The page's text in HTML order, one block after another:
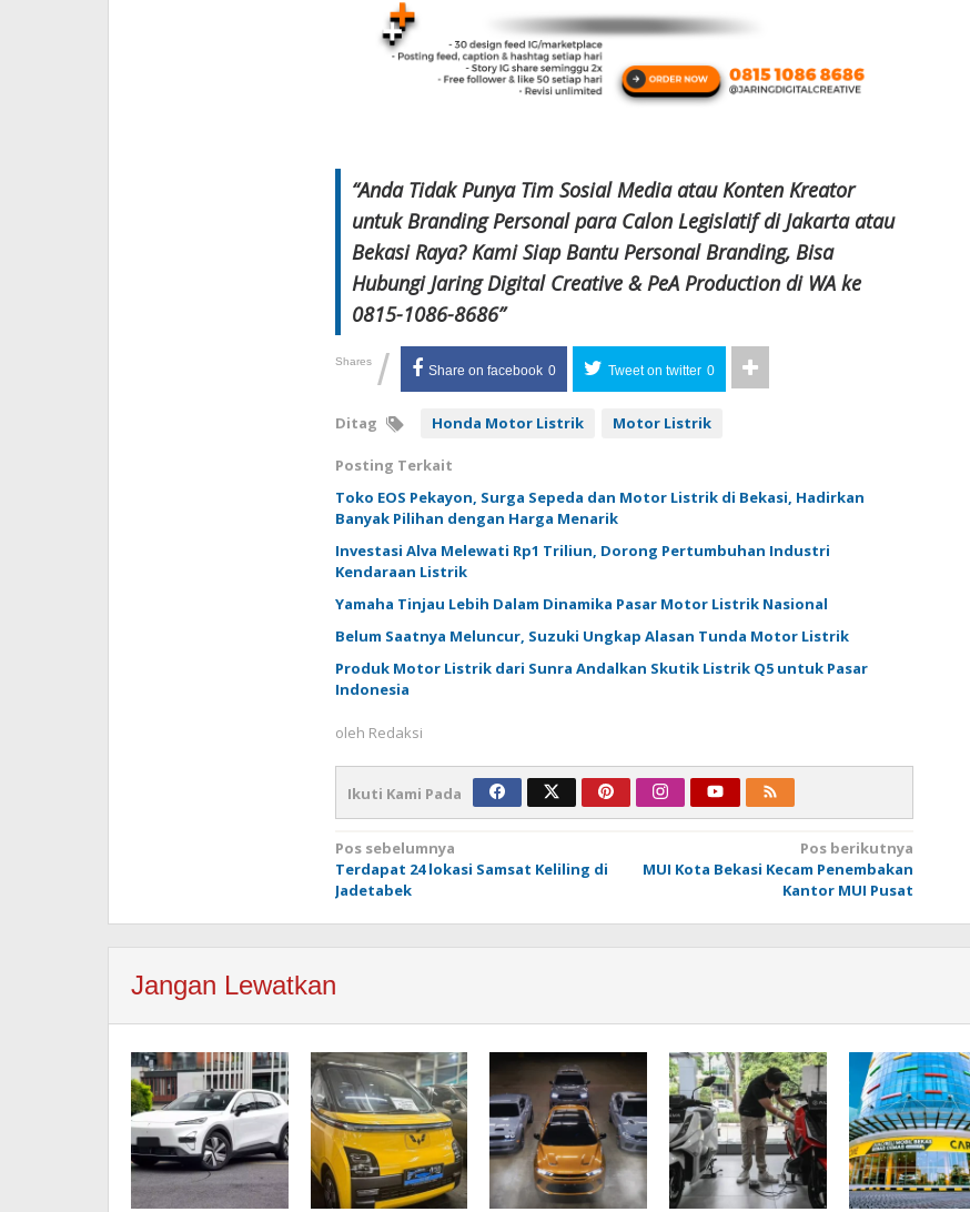
“Anda Tidak Punya Tim Sosial Media atau Konten Kreator
untuk Branding Personal para Calon Legislatif di Jakarta atau
Bekasi Raya? Kami Siap Bantu Personal Branding, Bisa
Hubungi Jaring Digital Creative & PeA Production di WA ke
0815-1086-8686”
Shares / Share on facebook 0 Tweet on twitter 0
Ditag Honda Motor Listrik Motor Listrik
Posting Terkait
Toko EOS Pekayon, Surga Sepeda dan Motor Listrik di Bekasi, Hadirkan
Banyak Pilihan dengan Harga Menarik
Investasi Alva Melewati Rp1 Triliun, Dorong Pertumbuhan Industri
Kendaraan Listrik
Yamaha Tinjau Lebih Dalam Dinamika Pasar Motor Listrik Nasional
Belum Saatnya Meluncur, Suzuki Ungkap Alasan Tunda Motor Listrik
Produk Motor Listrik dari Sunra Andalkan Skutik Listrik Q5 untuk Pasar
Indonesia
oleh Redaksi
Ikuti Kami Pada
Navigasi
pos
Pos sebelumnya
Terdapat 24 lokasi Samsat Keliling di
Jadetabek
Pos berikutnya
MUI Kota Bekasi Kecam Penembakan
Kantor MUI Pusat
Jangan Lewatkan